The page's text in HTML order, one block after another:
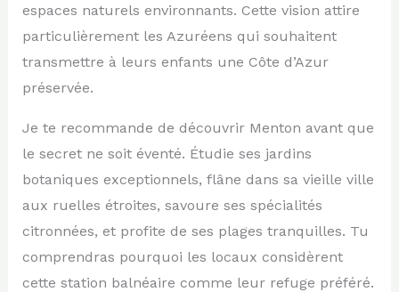
espaces naturels environnants. Cette vision attire
particulièrement les Azuréens qui souhaitent
transmettre à leurs enfants une Côte d’Azur
préservée.
Je te recommande de découvrir Menton avant que
le secret ne soit éventé. Étudie ses jardins
botaniques exceptionnels, flâne dans sa vieille ville
aux ruelles étroites, savoure ses spécialités
citronnées, et profite de ses plages tranquilles. Tu
comprendras pourquoi les locaux considèrent
cette station balnéaire comme leur refuge préféré.